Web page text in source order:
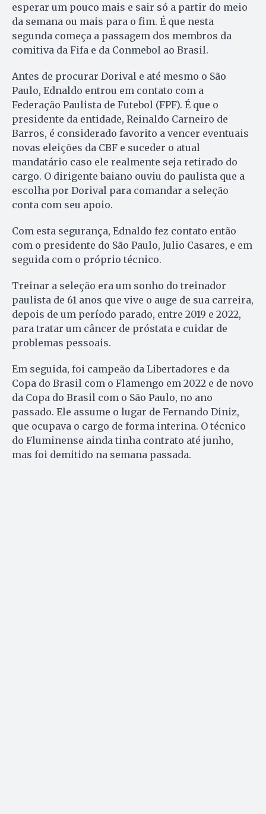
esperar um pouco mais e sair só a partir do meio
da semana ou mais para o fim. É que nesta
segunda começa a passagem dos membros da
comitiva da Fifa e da Conmebol ao Brasil.
Antes de procurar Dorival e até mesmo o São
Paulo, Ednaldo entrou em contato com a
Federação Paulista de Futebol (FPF). É que o
presidente da entidade, Reinaldo Carneiro de
Barros, é considerado favorito a vencer eventuais
novas eleições da CBF e suceder o atual
mandatário caso ele realmente seja retirado do
cargo. O dirigente baiano ouviu do paulista que a
escolha por Dorival para comandar a seleção
conta com seu apoio.
Com esta segurança, Ednaldo fez contato então
com o presidente do São Paulo, Julio Casares, e em
seguida com o próprio técnico.
Treinar a seleção era um sonho do treinador
paulista de 61 anos que vive o auge de sua carreira,
depois de um período parado, entre 2019 e 2022,
para tratar um câncer de próstata e cuidar de
problemas pessoais.
Em seguida, foi campeão da Libertadores e da
Copa do Brasil com o Flamengo em 2022 e de novo
da Copa do Brasil com o São Paulo, no ano
passado. Ele assume o lugar de Fernando Diniz,
que ocupava o cargo de forma interina. O técnico
do Fluminense ainda tinha contrato até junho,
mas foi demitido na semana passada.